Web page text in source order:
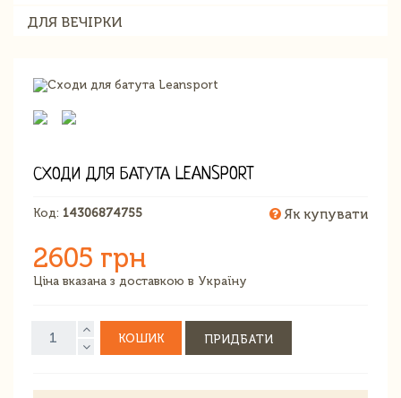
ДЛЯ ВЕЧІРКИ
СХОДИ ДЛЯ БАТУТА LEANSPORT
Код: 14306874755 Як купувати
2605 грн
Ціна вказана з доставкою в Україну
КОШИК ПРИДБАТИ